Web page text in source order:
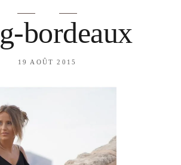
bordeaux
19 AOÛT 2015